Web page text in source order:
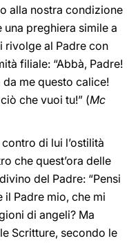
alla nostra condizione
una preghiera simile a
rivolge al Padre con
filiale: “Abbà, Padre!
me questo calice!
che vuoi tu!” (Mc
di lui l’ostilità
che quest’ora delle
del Padre: “Pensi
Padre mio, che mi
di angeli? Ma
Scritture, secondo le